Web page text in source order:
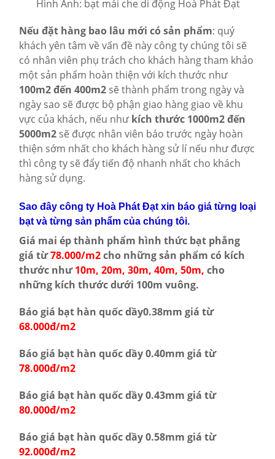
Hình Ảnh: bạt mái che di động Hoà Phát Đạt
Nếu đặt hàng bao lâu mới có sản phẩm: quý
khách yên tâm về vấn đề này công ty chúng tôi sẽ
có nhân viên phụ trách cho khách hàng tham khảo
một sản phẩm hoàn thiện với kích thước như
100m2 đến 400m2 sẽ thành phẩm trong ngày và
ngày sao sẽ được bộ phận giao hàng giao về khu
vực của khách, nếu như kích thước 1000m2 đến
5000m2 sẽ được nhân viên báo trước ngày hoàn
thiện sớm nhất cho khách hàng sử lí nếu như được
thì công ty sẽ đẩy tiến độ nhanh nhất cho khách
hàng sử dụng.
Sao đây công ty Hoà Phát Đạt xin báo giá từng loại
bạt và từng sản phẩm của chúng tôi.
Giá mai ép thành phẩm hình thức bạt phẳng
giá từ78.000/m2cho những sản phẩm có kích
thước như10m, 20m, 30m, 40m, 50m, cho
những kích thước dưới 100m vuông.
Báo giá bạt hàn quốc dầy0.38mm giá từ
68.000đ/m2
Báo giá bạt hàn quốc dầy 0.40mm giá từ
78.000đ/m2
Báo giá bạt hàn quốc dầy 0.43mm giá từ
80.000đ/m2
Báo giá bạt hàn quốc dầy 0.58mm giá từ
92.000đ/m2